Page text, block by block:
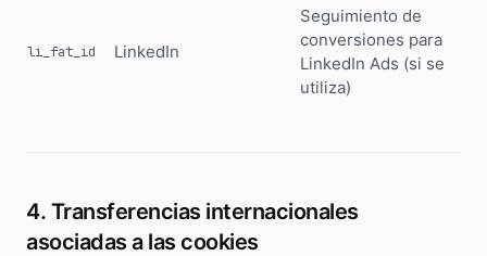
li_fat_id LinkedIn
Seguimiento de
conversiones para
LinkedIn Ads (si se
utiliza)
4. Transferencias internacionales
asociadas a las cookies